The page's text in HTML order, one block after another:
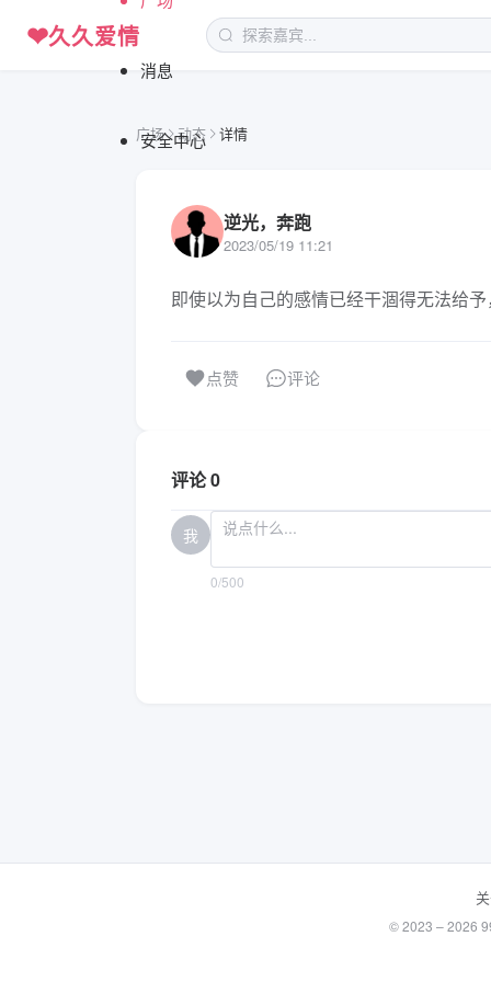
❤久久爱情
消息
安全中心
广场 动态 详情
逆光，奔跑
2023/05/19 11:21
即使以为自己的感情已经干涸得无法给
点赞 评论
评论 0
我
0/500
© 2023 – 2026